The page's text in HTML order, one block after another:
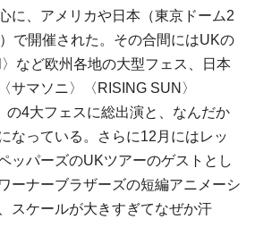
に、アメリカや日本（東京ドーム2
で開催された。その合間にはUKの
など欧州各地の大型フェス、日本
サマソニ〉〈RISING SUN〉
の4大フェスに総出演と、なんだか
なっている。さらに12月にはレッ
ッパーズのUKツアーのゲストとし
ーナーブラザーズの短編アニメーシ
スケールが大きすぎてなぜか汗